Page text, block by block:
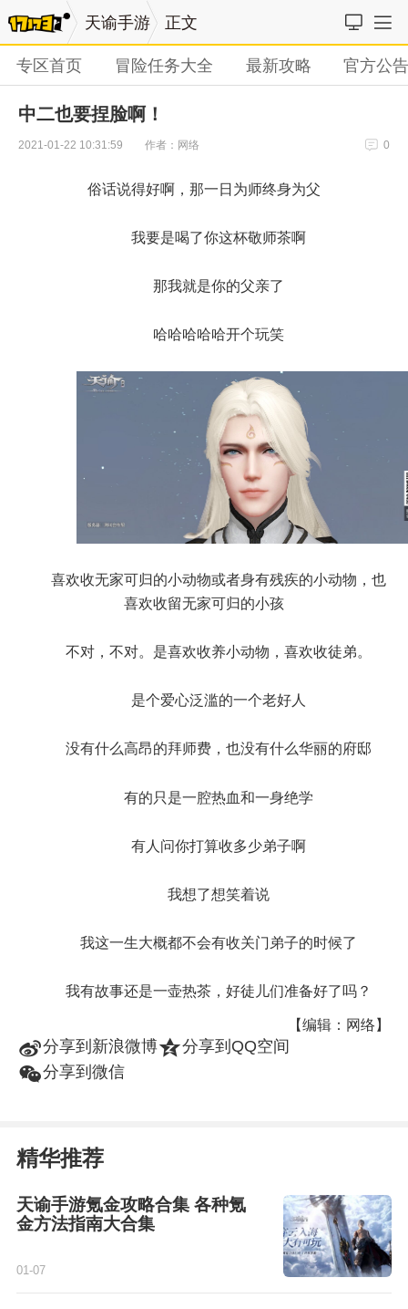
天谕手游 正文
专区首页 冒险任务大全 最新攻略 官方公
中二也要捏脸啊！
2021-01-22 10:31:59 作者：网络 0
俗话说得好啊，那一日为师终身为父
我要是喝了你这杯敬师茶啊
那我就是你的父亲了
哈哈哈哈哈开个玩笑
喜欢收无家可归的小动物或者身有残疾的小动物，也
喜欢收留无家可归的小孩
不对，不对。是喜欢收养小动物，喜欢收徒弟。
是个爱心泛滥的一个老好人
没有什么高昂的拜师费，也没有什么华丽的府邸
有的只是一腔热血和一身绝学
有人问你打算收多少弟子啊
我想了想笑着说
我这一生大概都不会有收关门弟子的时候了
我有故事还是一壶热茶，好徒儿们准备好了吗？
【编辑：网络】
t分享到新浪微博z分享到QQ空间
w分享到微信
精华推荐
天谕手游氪金攻略合集 各种氪
金方法指南大合集
01-07